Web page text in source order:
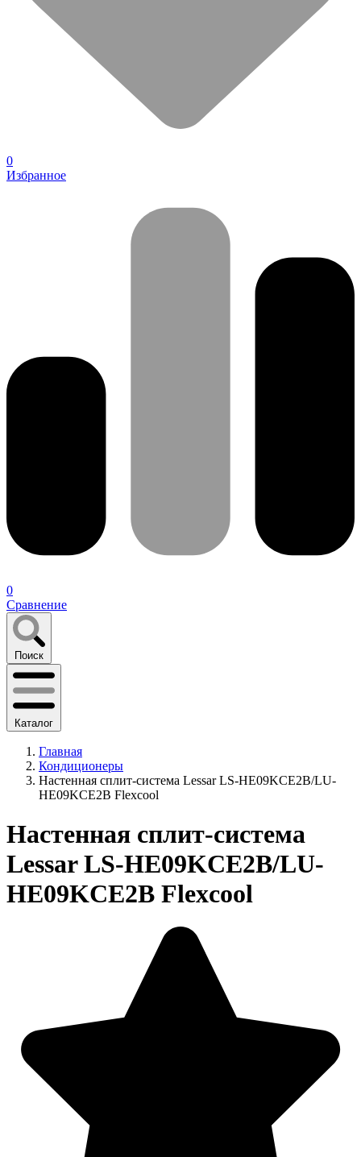
0
Избранное
0
Сравнение
Поиск
Каталог
Главная
Кондиционеры
Настенная сплит-система Lessar LS-HE09KCE2B/LU-
HE09KCE2B Flexcool
Настенная сплит-система
Lessar LS-HE09KCE2B/LU-
HE09KCE2B Flexcool